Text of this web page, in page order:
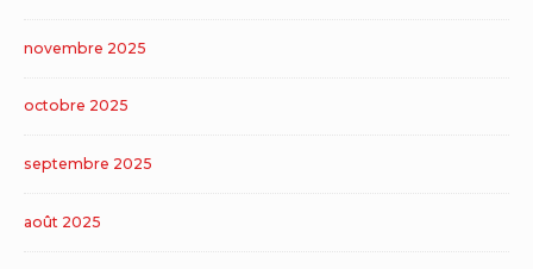
novembre 2025
octobre 2025
septembre 2025
août 2025